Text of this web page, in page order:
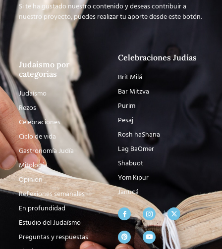
Si te ha gustado nuestro contenido y deseas contribuir a
nuestro proyecto, puedes realizar tu aporte desde este botón.
Judaísmo por
categorías
Judaísmo
Rezos
Celebraciones
Ciclo de vida
Gastronomía Judía
Mitología
Opinión
Reflexiones semanales
En profundidad
Estudio del Judaísmo
Preguntas y respuestas
Celebraciones Judías
Brit Milá
Bar Mitzva
Purim
Pesaj
Rosh haShana
Lag BaOmer
Shabuot
Yom Kipur
Janucá